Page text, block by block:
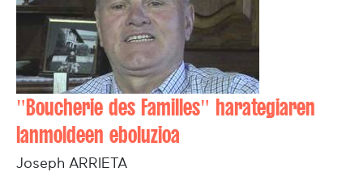
"Boucherie des Familles" harategiaren
lanmoldeen eboluzioa
Joseph ARRIETA